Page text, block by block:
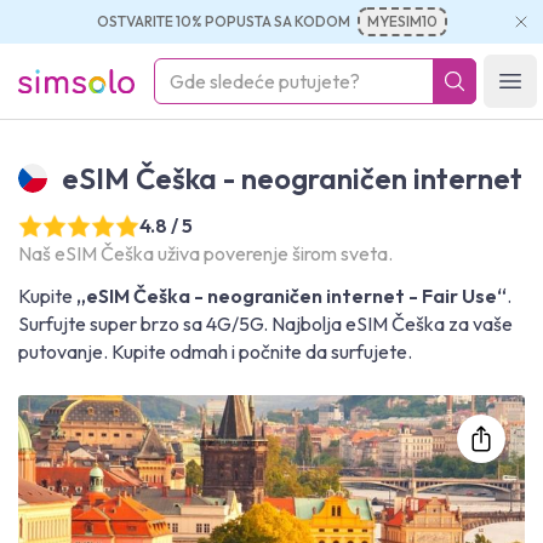
OSTVARITE 10% POPUSTA SA KODOM MYESIM10
simsolo
eSIM Češka - neograničen internet
4.8 / 5
Naš eSIM Češka uživa poverenje širom sveta.
Kupite „eSIM Češka - neograničen internet - Fair Use“.
Surfujte super brzo sa 4G/5G. Najbolja eSIM Češka za vaše
putovanje. Kupite odmah i počnite da surfujete.